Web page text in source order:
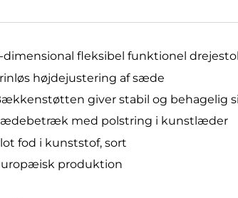
dimensional fleksibel funktionel drejestol
højdejustering af sæde
giver stabil og behagelig
med polstring i kunstlæder
fod i kunststof, sort
produktion